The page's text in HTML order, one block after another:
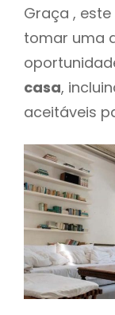
Graça ,
tomar uma
casa,
aceitáveis